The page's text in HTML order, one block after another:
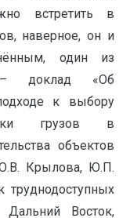
встретить в
наверное, он и
один из
– доклад «Об
к выбору
грузов в
объектов
О.В. Крылова, Ю.П.
Восток,